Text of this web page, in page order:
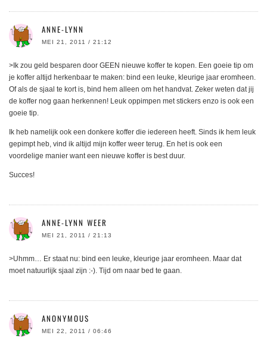
ANNE-LYNN
MEI 21, 2011 / 21:12
>Ik zou geld besparen door GEEN nieuwe koffer te kopen. Een goeie tip om
je koffer altijd herkenbaar te maken: bind een leuke, kleurige jaar eromheen.
Of als de sjaal te kort is, bind hem alleen om het handvat. Zeker weten dat jij
de koffer nog gaan herkennen! Leuk oppimpen met stickers enzo is ook een
goeie tip.
Ik heb namelijk ook een donkere koffer die iedereen heeft. Sinds ik hem leuk
gepimpt heb, vind ik altijd mijn koffer weer terug. En het is ook een
voordelige manier want een nieuwe koffer is best duur.
Succes!
ANNE-LYNN WEER
MEI 21, 2011 / 21:13
>Uhmm… Er staat nu: bind een leuke, kleurige jaar eromheen. Maar dat
moet natuurlijk sjaal zijn :-). Tijd om naar bed te gaan.
ANONYMOUS
MEI 22, 2011 / 06:46